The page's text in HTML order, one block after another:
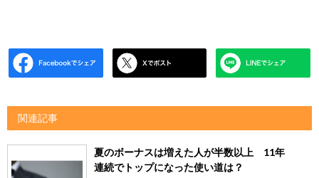
関連記事
夏のボーナスは増えた人が半数以上 11年
連続でトップになった使い道は？